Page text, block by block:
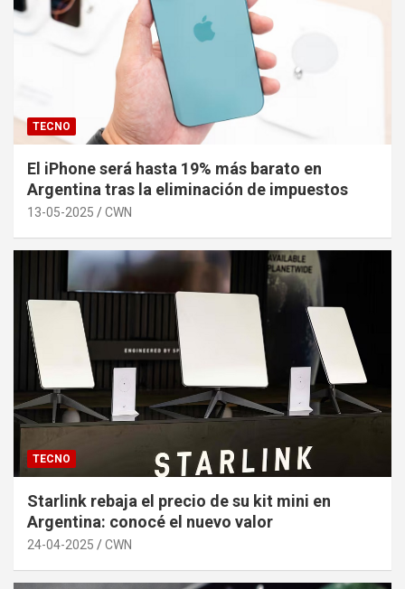
TECNO
El iPhone será hasta 19% más barato en
Argentina tras la eliminación de impuestos
13-05-2025 CWN
TECNO
Starlink rebaja el precio de su kit mini en
Argentina: conocé el nuevo valor
24-04-2025 CWN